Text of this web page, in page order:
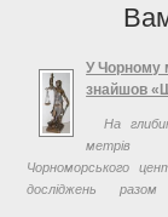
У Чорному
знайшов
На
метрів
Чорноморського
досліджень